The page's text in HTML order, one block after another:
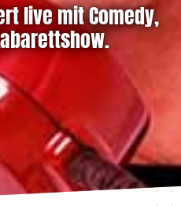
live mit Comedy,